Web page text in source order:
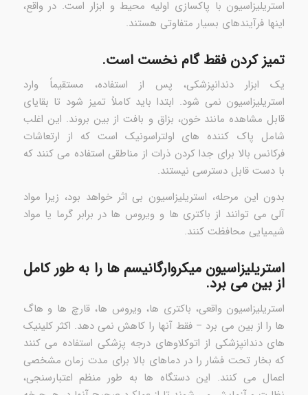
استریلیزاسیون با پاکسازی اولیه محیط و ابزار است. در واقع،
اینها فرآیندهای بسیار متفاوتی هستند.
تمیز کردن فقط گام نخست است.
یک ابزار دندانپزشکی، پس از استفاده، مستقیماً وارد
استریلیزاسیون نمی شود. ابتدا باید کاملاً تمیز شود تا بقایای
قابل مشاهده مانند خون، بزاق و بافت از بین بروند. این اغلب
شامل پاک کننده های اولتراسونیک است که از ارتعاشات
فرکانس بالا برای جدا کردن ذرات از مناطقی استفاده می کنند که
با دست قابل دسترسی نیستند.
بدون این مرحله، استریلیزاسیون بی اثر خواهد بود، زیرا مواد
آلی می توانند از باکتری ها و ویروس ها در برابر گرما یا مواد
شیمیایی محافظت کنند.
استریلیزاسیون میکروارگانیسم ها را به طور کامل
از بین می برد.
استریلیزاسیون واقعی، باکتری ها، ویروس ها، قارچ ها و هاگ
ها را از بین می برد – فقط آنها را کاهش نمی دهد. اکثر کلینیک
های دندانپزشکی از اتوکلاوهای درجه پزشکی استفاده می کنند
که بخار تحت فشار را در دماهای بالا برای مدت زمان مشخصی
اعمال می کنند. این دستگاه ها به طور منظم اعتبارسنجی،